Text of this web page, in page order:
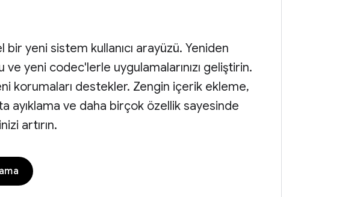
yeni sistem kullanıcı arayüzü. Yeniden
yeni codec'lerle uygulamalarınızı geliştirin.
korumaları destekler. Zengin içerik ekleme,
ayıklama ve daha birçok özellik sayesinde
artırın.